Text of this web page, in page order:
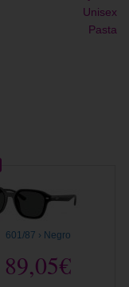
Unisex
Pasta
601/87 › Negro
89,05€